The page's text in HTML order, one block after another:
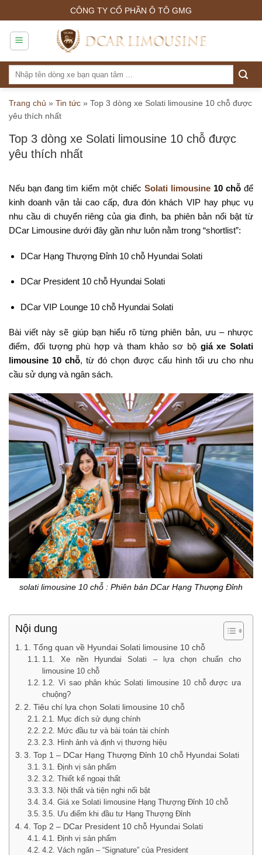
to
content
CÔNG TY CỔ PHẦN Ô TÔ GMG
Tìm
kiếm:
Trang chủ » Tin tức » Top 3 dòng xe Solati limousine 10 chỗ được
yêu thích nhất
Top 3 dòng xe Solati limousine 10 chỗ được
yêu thích nhất
Nếu bạn đang tìm kiếm một chiếc Solati limousine10 chỗđể
kinh doanh vận tải cao cấp, đưa đón khách VIP hay phục vụ
nhu cầu di chuyển riêng của gia đình, ba phiên bản nổi bật từ
DCar Limousine dưới đây gần như luôn nằm trong “shortlist”:
DCar Hạng Thượng Đỉnh 10 chỗ Hyundai Solati
DCar President 10 chỗ Hyundai Solati
DCar VIP Lounge 10 chỗ Hyundai Solati
Bài viết này sẽ giúp bạn hiểu rõ từng phiên bản, ưu – nhược
điểm, đối tượng phù hợp và tham khảo sơ bộ giá xe Solati
limousine 10 chỗ, từ đó chọn được cấu hình tối ưu cho nhu
cầu sử dụng và ngân sách.
solati limousine 10 chỗ : Phiên bản DCar Hạng Thượng Đỉnh
Nội dung
1. Tổng quan về Hyundai Solati limousine 10 chỗ
1.1. Xe nền Hyundai Solati – lựa chọn chuẩn cho
limousine 10 chỗ
1.2. Vì sao phân khúc Solati limousine 10 chỗ được ưa
chuộng?
2. Tiêu chí lựa chọn Solati limousine 10 chỗ
2.1. Mục đích sử dụng chính
2.2. Mức đầu tư và bài toán tài chính
2.3. Hình ảnh và định vị thương hiệu
3. Top 1 – DCar Hạng Thượng Đỉnh 10 chỗ Hyundai Solati
3.1. Định vị sản phẩm
3.2. Thiết kế ngoại thất
3.3. Nội thất và tiện nghi nổi bật
3.4. Giá xe Solati limousine Hạng Thượng Đỉnh 10 chỗ
3.5. Ưu điểm khi đầu tư Hạng Thượng Đỉnh
4. Top 2 – DCar President 10 chỗ Hyundai Solati
4.1. Định vị sản phẩm
4.2. Vách ngăn – “Signature” của President